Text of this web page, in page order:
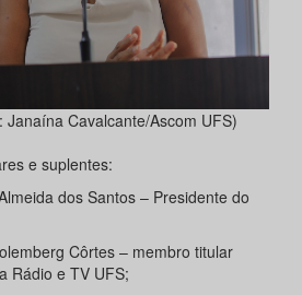
Janaína Cavalcante/Ascom UFS)
e suplentes:
dos Santos – Presidente do
Côrtes – membro titular
Rádio e TV UFS;